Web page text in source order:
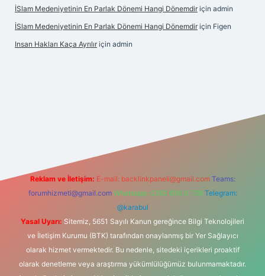
İSlam Medeniyetinin En Parlak Dönemi Hangi Dönemdir için admin
İSlam Medeniyetinin En Parlak Dönemi Hangi Dönemdir için Figen
Insan Hakları Kaça Ayrılır için admin
Reklam ve İletişim: E-mail: backlinkpaneli@gmail.com Teams:
forumhizmeti@gmail.com Whatsapp: 0262 606 0 726 Telegram:
@karabul
Yasal Uyarı: Sitemiz, 5651 Sayılı Kanun gereğince Bilgi Teknolojileri
ve İletişim Kurumu (BTK) tarafından onaylanmış bir Yer Sağlayıcı
olarak hizmet vermektedir. Bu nedenle, sitedeki içerikleri proaktif
olarak denetleme veya araştırma yükümlülüğümüz bulunmamaktadır.